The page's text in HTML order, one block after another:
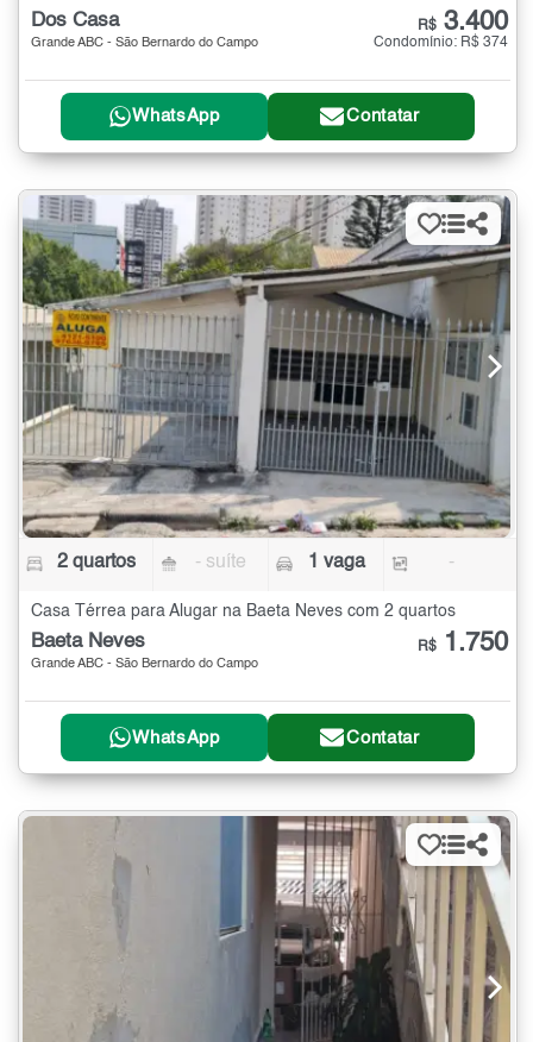
Dos Casa
Grande ABC - São Bernardo do Campo
R$ 3.400
Condomínio: R$ 374
WhatsApp Contatar
2 quartos - suíte 1 vaga -
Casa Térrea para Alugar na Baeta Neves com 2 quartos
Baeta Neves
Grande ABC - São Bernardo do Campo
R$ 1.750
WhatsApp Contatar